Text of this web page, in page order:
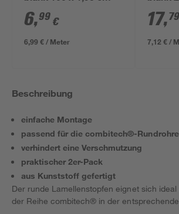
6,99 €
6,99 € / Meter
17,79
7,12 € /
Beschreibung
einfache Montage
passend für die combitech®-Rundrohre
verhindert eine Verschmutzung
praktischer 2er-Pack
aus Kunststoff gefertigt
Der runde Lamellenstopfen eignet sich
der Reihe combitech® in der